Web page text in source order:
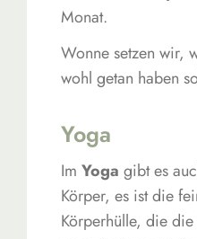
Monat.
Wonne setzen wir,
wohl getan haben
Yoga
Im Yoga gibt es
Körper, es ist die
Körperhülle, die